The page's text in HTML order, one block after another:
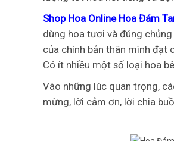
Shop Hoa Online Hoa Đám
dùng hoa tươi và đúng
của chính bản thân mình đạt
Có ít nhiều một số loại hoa
Vào những lúc quan trọng,
mừng, lời cảm ơn, lời chia